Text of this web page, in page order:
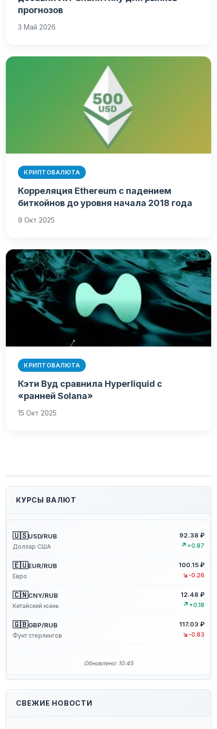
прогнозов
3 Май 2026
КРИПТОВАЛЮТА
Корреляция Ethereum с падением
биткойнов до уровня начала 2018 года
9 Окт 2025
КРИПТОВАЛЮТА
Кэти Вуд сравнила Hyperliquid с
«ранней Solana»
15 Окт 2025
КУРСЫ ВАЛЮТ
🇺🇸USD/RUB
Доллар США
92.38 ₽
↗ +0.87
🇪🇺EUR/RUB
Евро
100.15 ₽
↘ -0.26
🇨🇳CNY/RUB
Китайский юань
12.48 ₽
↗ +0.18
🇬🇧GBP/RUB
Фунт стерлингов
117.03 ₽
↘ -0.83
Обновлено: 10:45
СВЕЖИЕ НОВОСТИ